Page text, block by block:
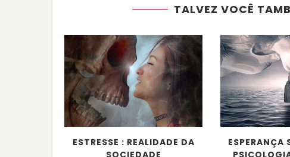
TALVEZ VOCÊ
ESTRESSE : REALIDADE DA
SOCIEDADE
ESPERANÇA